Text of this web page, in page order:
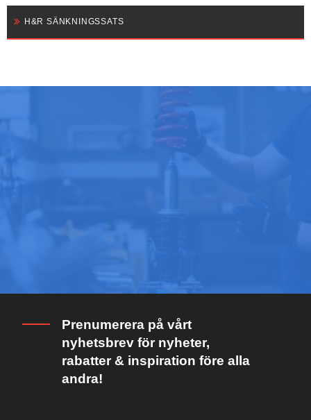
H&R SÄNKNINGSSATS
Prenumerera på vårt
nyhetsbrev för nyheter,
rabatter & inspiration före alla
andra!